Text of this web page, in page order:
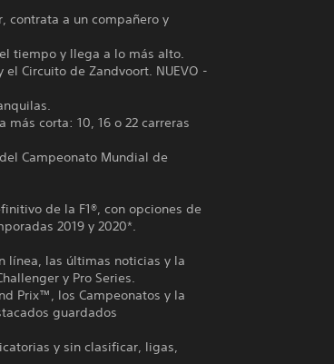
contrata a un compañero y
tiempo y llega a lo más alto.
Circuito de Zandvoort. NUEVO -
corta: 10, 16 o 22 carreras
Campeonato Mundial de
de la F1®, con opciones de
2019 y 2020*.
línea, las últimas noticias y la
y Pro Series.
Prix™, los Campeonatos y la
guardados
y sin clasificar, ligas,